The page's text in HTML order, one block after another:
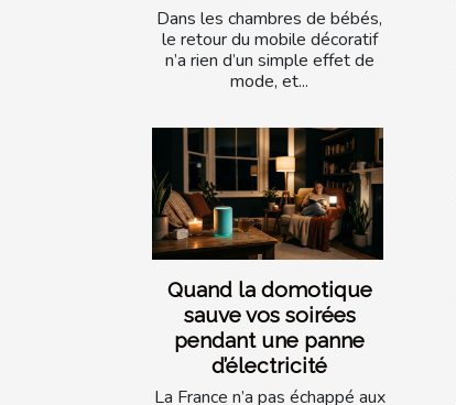
Dans les chambres de bébés,
le retour du mobile décoratif
n’a rien d’un simple effet de
mode, et...
Quand la domotique
sauve vos soirées
pendant une panne
d’électricité
La France n’a pas échappé aux